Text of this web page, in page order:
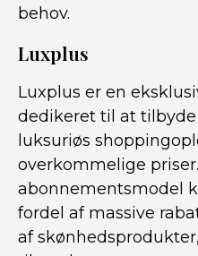
behov.
Luxplus
Luxplus er en
dedikeret til at
luksuriøs
overkommelige
abonnementsmodel
fordel af massive
af